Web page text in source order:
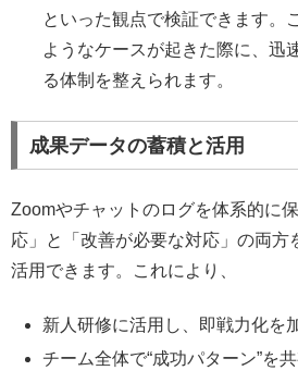
といった観点で検証できます。
ようなケースが起きた際に、迅
る体制を整えられます。
成果データの蓄積と活用
Zoomやチャットのログを体系的に
応」と「改善が必要な対応」の両方
活用できます。これにより、
新人研修に活用し、即戦力化を
チーム全体で“成功パターン”を